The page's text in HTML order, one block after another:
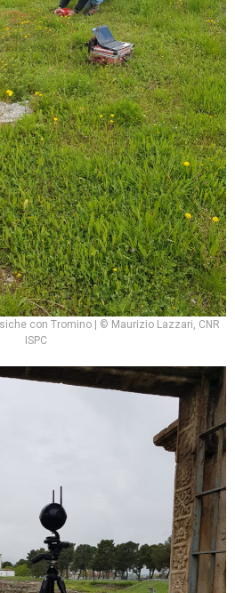
con Tromino | © Maurizio Lazzari, CNR
ISPC